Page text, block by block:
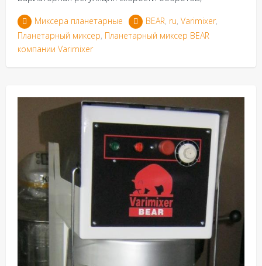
Миксера планетарные BEAR, ru, Varimixer,
Планетарный миксер, Планетарный миксер BEAR
компании Varimixer